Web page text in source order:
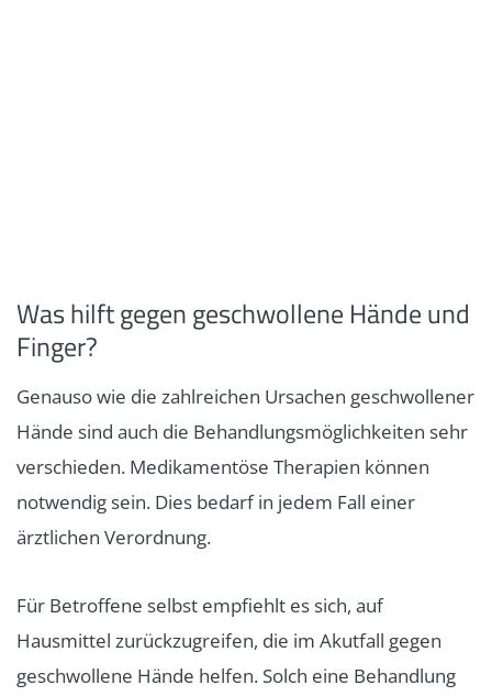
Was hilft gegen geschwollene Hände und
Finger?
Genauso wie die zahlreichen Ursachen geschwollener
Hände sind auch die Behandlungsmöglichkeiten sehr
verschieden. Medikamentöse Therapien können
notwendig sein. Dies bedarf in jedem Fall einer
ärztlichen Verordnung.
Für Betroffene selbst empfiehlt es sich, auf
Hausmittel zurückzugreifen, die im Akutfall gegen
geschwollene Hände helfen. Solch eine Behandlung